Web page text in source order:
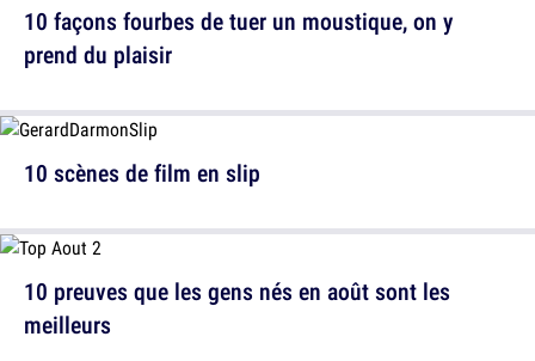
10 façons fourbes de tuer un moustique, on y
prend du plaisir
10 preuves que les gens nés en août sont les
meilleurs
10 scènes de film en slip